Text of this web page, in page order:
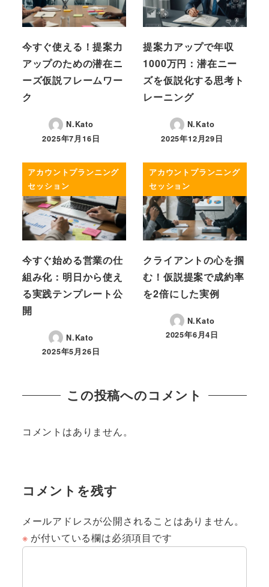
今すぐ使える！提案力
アップのための潜在ニ
ーズ仮説フレームワー
ク
N.Kato
投稿日
2025年7月16日
提案力アップで年収
1000万円：潜在ニー
ズを仮説化する思考ト
レーニング
N.Kato
投稿日
2025年12月29日
アカウントプランニング
セッション
今すぐ始める営業の仕
組み化：明日から使え
る実践テンプレート公
開
N.Kato
投稿日
2025年5月26日
アカウントプランニング
セッション
クライアントの心を掴
む！仮説提案で成約率
を2倍にした実例
N.Kato
投稿日
2025年6月4日
この投稿へのコメント
コメントはありません。
コメントを残す
メールアドレスが公開されることはありません。
※ が付いている欄は必須項目です